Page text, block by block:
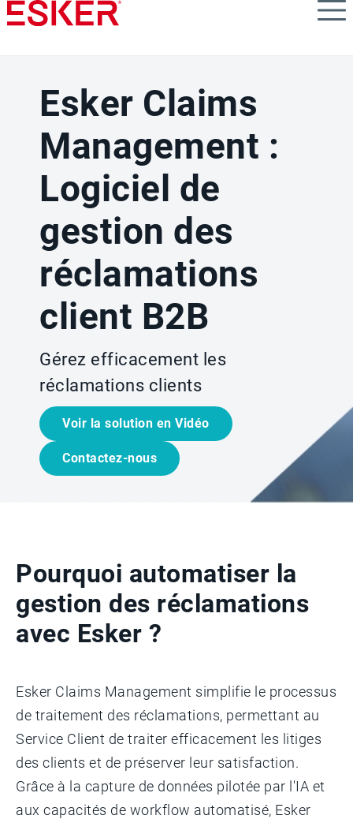
Skip
to
Esker Claims
Management :
Logiciel de
gestion des
réclamations
client B2B
Gérez efficacement les
réclamations clients
Voir la solution en Vidéo
Contactez-nous
Pourquoi automatiser la
gestion des réclamations
avec Esker ?
Esker Claims Management simplifie le processus
de traitement des réclamations, permettant au
Service Client de traiter efficacement les litiges
des clients et de préserver leur satisfaction.
Grâce à la capture de données pilotée par l'IA et
aux capacités de workflow automatisé, Esker